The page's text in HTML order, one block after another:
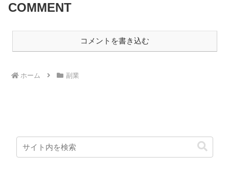
COMMENT
コメントを書き込む
ホーム 副業